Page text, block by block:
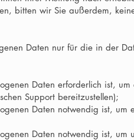
bitten wir Sie außerdem,
Daten nur für die in der
Daten erforderlich ist,
Support bereitzustellen);
Daten notwendig ist, um
Daten notwendig ist, um